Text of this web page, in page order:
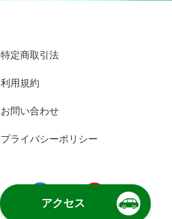
アクセス
特定商取引法
利用規約
お問い合わせ
プライバシーポリシー